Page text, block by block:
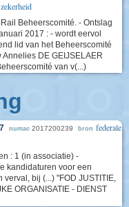
Beheerscomité. - Ontslag
2017 : - wordt eervol
lid van het Beheerscomité
DE GEIJSELAER
van v(...)
numac 2017200239 bron federale
: 1 (in associatie) -
kandidaturen voor een
bij (...) "FOD JUSTITIE,
ORGANISATIE - DIENST